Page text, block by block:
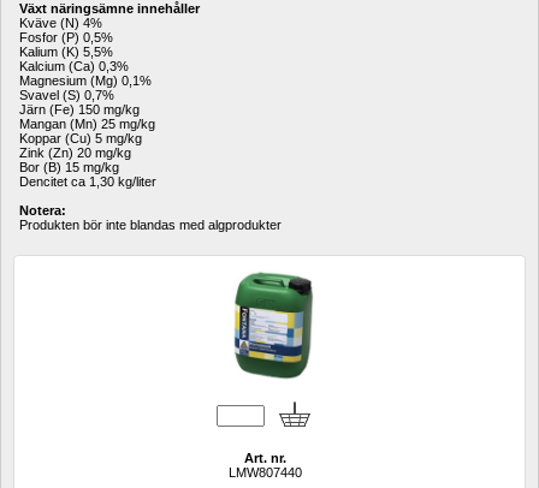
Växt näringsämne innehåller
Kväve (N) 4%
Fosfor (P) 0,5%
Kalium (K) 5,5%
Kalcium (Ca) 0,3%
Magnesium (Mg) 0,1%
Svavel (S) 0,7%
Järn (Fe) 150 mg/kg
Mangan (Mn) 25 mg/kg
Koppar (Cu) 5 mg/kg
Zink (Zn) 20 mg/kg
Bor (B) 15 mg/kg
Dencitet ca 1,30 kg/liter
Notera:
Produkten bör inte blandas med algprodukter
Art. nr.
LMW807440